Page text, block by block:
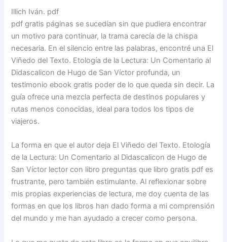
Illich Iván. pdf
pdf gratis páginas se sucedían sin que pudiera encontrar
un motivo para continuar, la trama carecía de la chispa
necesaria. En el silencio entre las palabras, encontré una El
Viñedo del Texto. Etología de la Lectura: Un Comentario al
Didascalicon de Hugo de San Víctor profunda, un
testimonio ebook gratis poder de lo que queda sin decir. La
guía ofrece una mezcla perfecta de destinos populares y
rutas menos conocidas, ideal para todos los tipos de
viajeros.
La forma en que el autor deja El Viñedo del Texto. Etología
de la Lectura: Un Comentario al Didascalicon de Hugo de
San Víctor lector con libro preguntas que libro gratis pdf es
frustrante, pero también estimulante. Al reflexionar sobre
mis propias experiencias de lectura, me doy cuenta de las
formas en que los libros han dado forma a mi comprensión
del mundo y me han ayudado a crecer como persona.